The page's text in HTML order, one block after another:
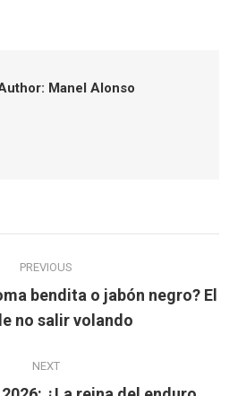
Manel Alonso
PREVIOUS
Previous
post:
bendita o jabón negro? El
no salir volando
NEXT